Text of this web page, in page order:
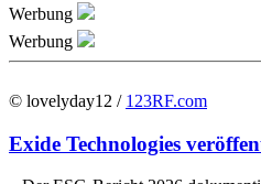
Werbung
Werbung
© lovelyday12 / 123RF.com
Exide Technologies